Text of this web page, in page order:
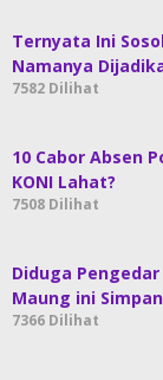
Ternyata Ini
Namanya
7582 Dilihat
10 Cabor Absen
KONI Lahat?
7508 Dilihat
Diduga
Maung ini
7366 Dilihat